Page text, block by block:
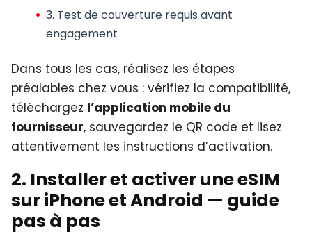
3. Test de couverturerequis avant
engagement
Dans tous les cas, réalisez les étapes
préalables chez vous : vérifiez la compatibilité,
téléchargez l’application mobile du
fournisseur, sauvegardez le QR code et lisez
attentivement les instructions d’activation.
2. Installer et activer une eSIM
sur iPhone et Android — guide
pas à pas